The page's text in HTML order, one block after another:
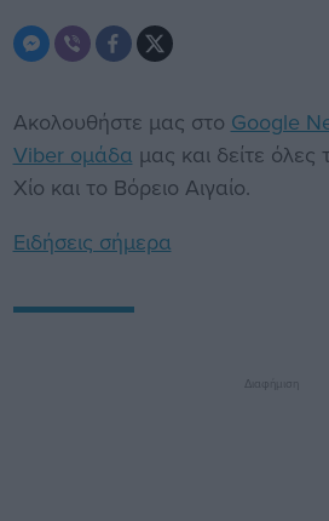
Ακολουθήστε μας στο Google
Viber ομάδα μας και δείτε όλες
Χίο και το Βόρειο Αιγαίο.
Ειδήσεις σήμερα
Διαφήμιση